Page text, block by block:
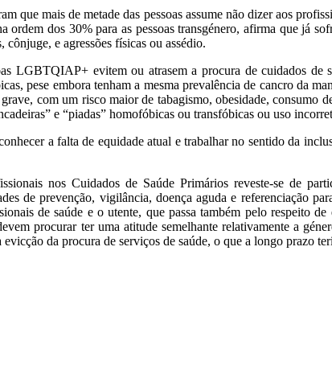
que mais de metade das pessoas assume não dizer aos
ordem dos 30% para as pessoas transgénero, afirma que já
e agressões físicas ou assédio.
LGBTQIAP+ evitem ou atrasem a procura de cuidados
pese embora tenham a mesma prevalência de cancro da
com um risco maior de tabagismo, obesidade, consumo
e “piadas” homofóbicas ou transfóbicas ou uso
a falta de equidade atual e trabalhar no sentido da
nos Cuidados de Saúde Primários reveste-se de
de prevenção, vigilância, doença aguda e referenciação
de saúde e o utente, que passa também pelo respeito
procurar ter uma atitude semelhante relativamente a
da procura de serviços de saúde, o que a longo prazo